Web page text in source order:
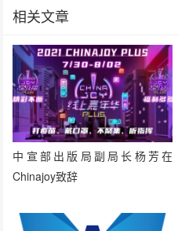
相关文章
中宣部出版局副局长杨芳在
Chinajoy致辞